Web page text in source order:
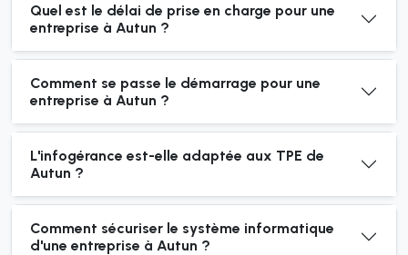
Quel est le délai de prise en charge pour une
entreprise à Autun ?
Comment se passe le démarrage pour une
entreprise à Autun ?
L'infogérance est-elle adaptée aux TPE de
Autun ?
Comment sécuriser le système informatique
d'une entreprise à Autun ?